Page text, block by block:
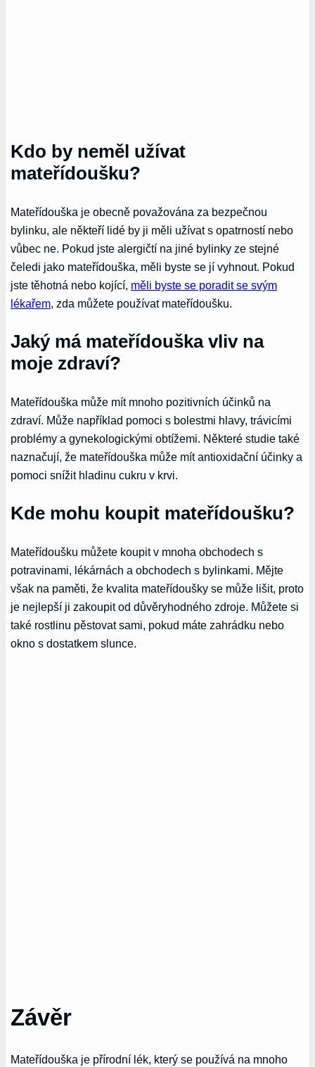
Kdo by neměl užívat
mateřídoušku?
Mateřídouška je obecně považována za bezpečnou
bylinku, ale někteří lidé by ji měli užívat s opatrností nebo
vůbec ne. Pokud jste alergičtí na jiné bylinky ze stejné
čeledi jako mateřídouška, měli byste se jí vyhnout. Pokud
jste těhotná nebo kojící, měli byste se poradit se svým
lékařem, zda můžete používat mateřídoušku.
Jaký má mateřídouška vliv na
moje zdraví?
Mateřídouška může mít mnoho pozitivních účinků na
zdraví. Může například pomoci s bolestmi hlavy, trávicími
problémy a gynekologickými obtížemi. Některé studie také
naznačují, že mateřídouška může mít antioxidační účinky a
pomoci snížit hladinu cukru v krvi.
Kde mohu koupit mateřídoušku?
Mateřídoušku můžete koupit v mnoha obchodech s
potravinami, lékárnách a obchodech s bylinkami. Mějte
však na paměti, že kvalita mateřídoušky se může lišit, proto
je nejlepší ji zakoupit od důvěryhodného zdroje. Můžete si
také rostlinu pěstovat sami, pokud máte zahrádku nebo
okno s dostatkem slunce.
Závěr
Mateřídouška je přírodní lék, který se používá na mnoho